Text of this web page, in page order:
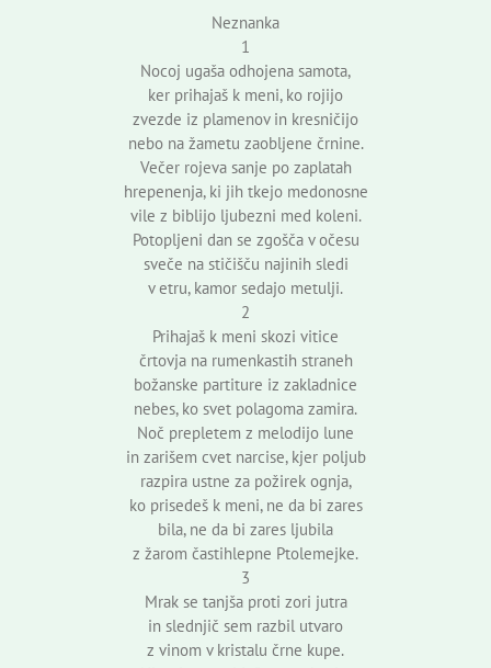
Neznanka
1
Nocoj ugaša odhojena samota,
ker prihajaš k meni, ko rojijo
zvezde iz plamenov in kresničijo
nebo na žametu zaobljene črnine.
Večer rojeva sanje po zaplatah
hrepenenja, ki jih tkejo medonosne
vile z biblijo ljubezni med koleni.
Potopljeni dan se zgošča v očesu
sveče na stičišču najinih sledi
v etru, kamor sedajo metulji.
2
Prihajaš k meni skozi vitice
črtovja na rumenkastih straneh
božanske partiture iz zakladnice
nebes, ko svet polagoma zamira.
Noč prepletem z melodijo lune
in zarišem cvet narcise, kjer poljub
razpira ustne za požirek ognja,
ko prisedeš k meni, ne da bi zares
bila, ne da bi zares ljubila
z žarom častihlepne Ptolemejke.
3
Mrak se tanjša proti zori jutra
in slednjič sem razbil utvaro
z vinom v kristalu črne kupe.